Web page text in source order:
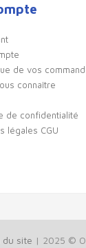
de vos
connaître
de confidentialité
légales CGU
du site | 2025 ©